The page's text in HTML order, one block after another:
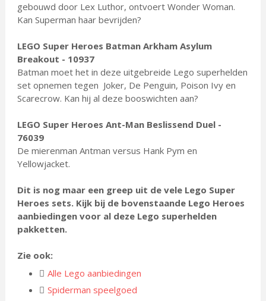
gebouwd door Lex Luthor, ontvoert Wonder Woman.
Kan Superman haar bevrijden?
LEGO Super Heroes Batman Arkham Asylum
Breakout - 10937
Batman moet het in deze uitgebreide Lego superhelden
set opnemen tegen Joker, De Penguin, Poison Ivy en
Scarecrow. Kan hij al deze booswichten aan?
LEGO Super Heroes Ant-Man Beslissend Duel -
76039
De mierenman Antman versus Hank Pym en
Yellowjacket.
Dit is nog maar een greep uit de vele Lego Super
Heroes sets. Kijk bij de bovenstaande Lego Heroes
aanbiedingen voor al deze Lego superhelden
pakketten.
Zie ook:
Alle Lego aanbiedingen
Spiderman speelgoed